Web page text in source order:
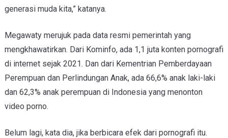
generasi muda kita,” katanya.
Megawaty merujuk pada data resmi pemerintah yang
mengkhawatirkan. Dari Kominfo, ada 1,1 juta konten pornografi
di internet sejak 2021. Dan dari Kementrian Pemberdayaan
Perempuan dan Perlindungan Anak, ada 66,6% anak laki-laki
dan 62,3% anak perempuan di Indonesia yang menonton
video porno.
Belum lagi, kata dia, jika berbicara efek dari pornografi itu.